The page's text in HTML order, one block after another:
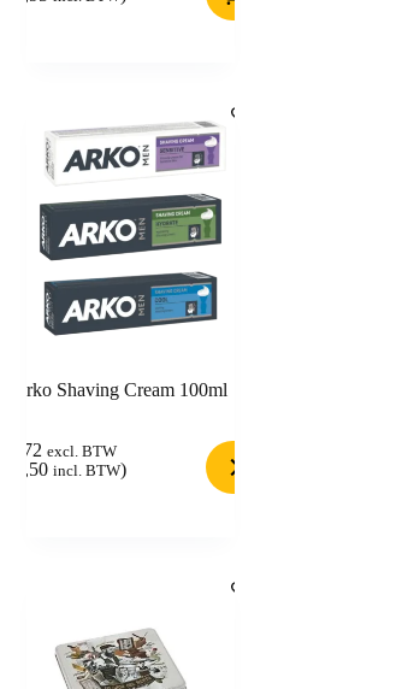
Arko Shaving Cream 100ml
3,72 excl. BTW
4,50 incl. BTW)